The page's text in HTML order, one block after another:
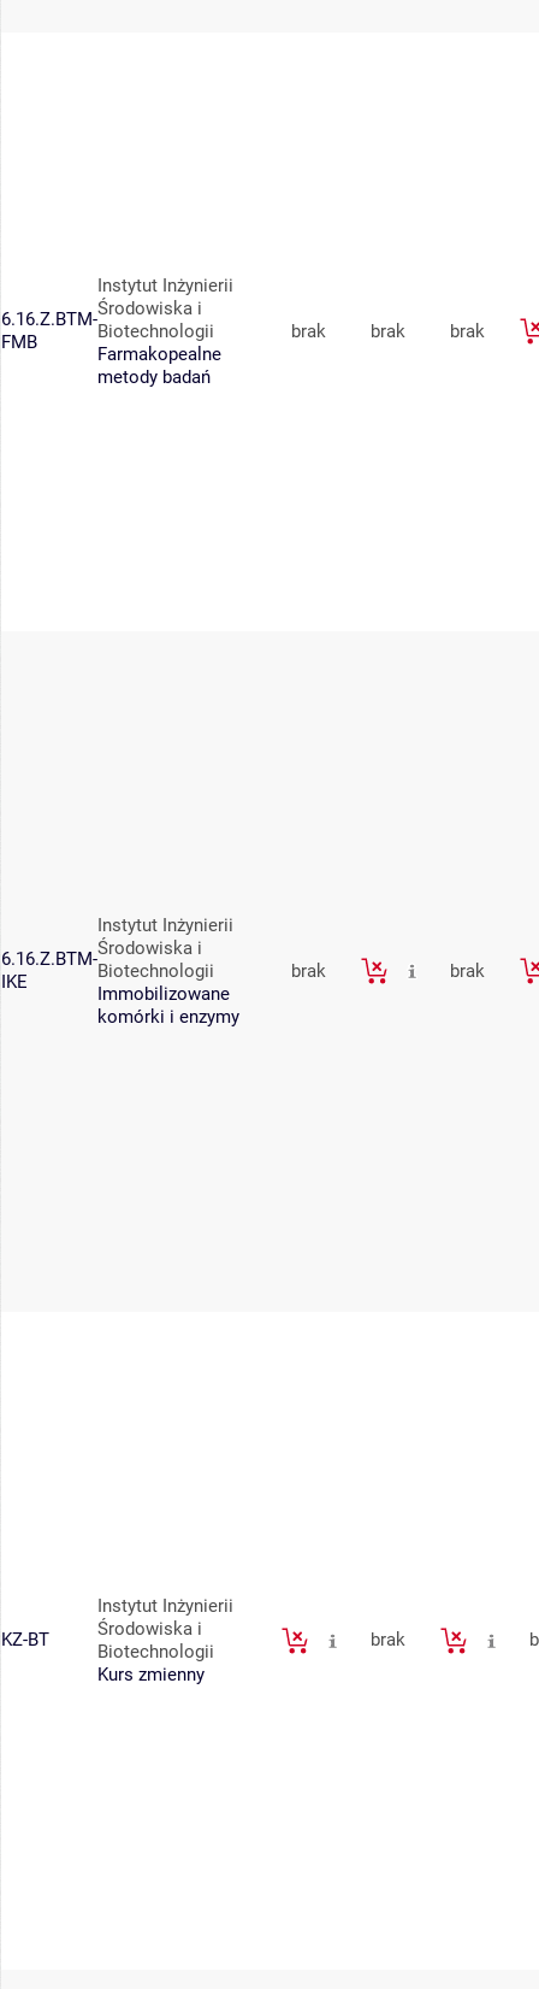
6.16.Z.BTM-
FMB
Instytut Inżynierii
Środowiska i
Biotechnologii
Farmakopealne
metody badań
brak brak brak
6.16.Z.BTM-
IKE
Instytut Inżynierii
Środowiska i
Biotechnologii
Immobilizowane
komórki i enzymy
brak brak
KZ-BT
Instytut Inżynierii
Środowiska i
Biotechnologii
Kurs zmienny
brak